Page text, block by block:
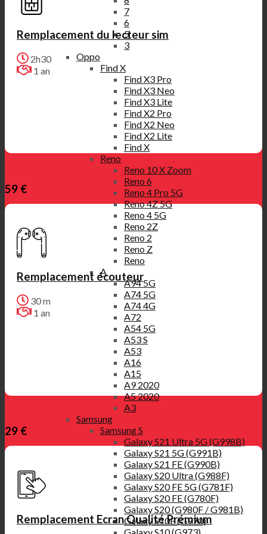
7
6
5
3
Oppo
Find X
Find X3 Pro
Find X3 Neo
Find X3 Lite
Find X2 Pro
Find X2 Neo
Find X2 Lite
Find X
Reno
Reno 10 X Zoom
Reno 6
Reno 4 Pro 5G
Reno 4Z 5G
Reno 4 5G
Reno 2Z
Reno 2
Reno Z
Reno
A
A94 5G
A74 5G
A74 4G
A72
A54 5G
A53 S
A53
A16
A15
A9 2020
A5 2020
A3
Samsung
Samsung S
Galaxy S21 Ultra 5G (G998B)
Galaxy S21 5G (G991B)
Galaxy S21 FE (G990B)
Galaxy S20 Ultra (G988F)
Galaxy S20 FE 5G (G781F)
Galaxy S20 FE (G780F)
Galaxy S20 (G980F / G981B)
Galaxy S10E (G970)
Remplacement du lecteur sim
2h30
1 an
59 €
Remplacement écouteur
30 m
1 an
29 €
Remplacement Ecran Qualité Prémium